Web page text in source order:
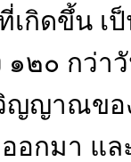
เกิดขึ้น เ
๒๐ กว่า
ญญาณขอ
อกมา แล